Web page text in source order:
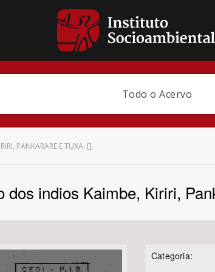
Todo o Acervo
Bioma / Bacia
PANKARARE E TUXA. [].
dos indios Kaimbe, Kiriri,
Categoria: